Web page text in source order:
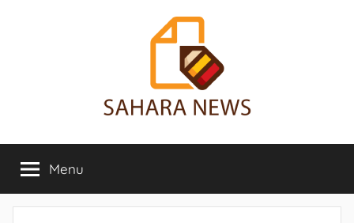
Sahara
News
sur
le
Sahara
Menu